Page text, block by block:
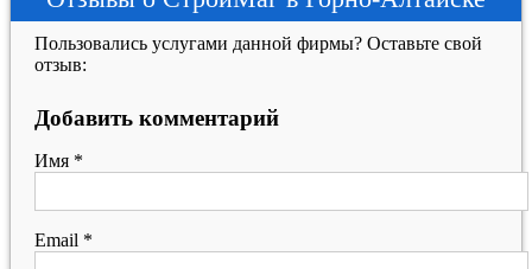
Пользовались услугами данной фирмы? Оставьте свой
отзыв:
Добавить комментарий
Имя *
Email *